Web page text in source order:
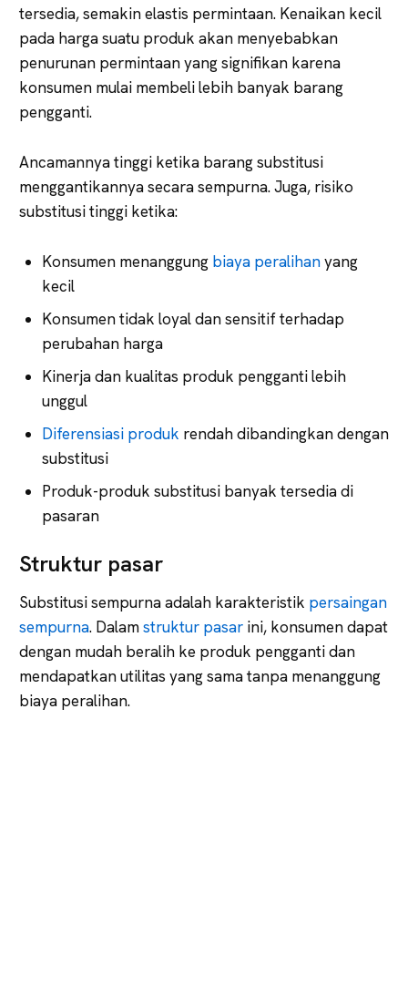
tersedia, semakin elastis permintaan. Kenaikan kecil
pada harga suatu produk akan menyebabkan
penurunan permintaan yang signifikan karena
konsumen mulai membeli lebih banyak barang
pengganti.
Ancamannya tinggi ketika barang substitusi
menggantikannya secara sempurna. Juga, risiko
substitusi tinggi ketika:
Konsumen menanggung biaya peralihanyang
kecil
Konsumen tidak loyal dan sensitif terhadap
perubahan harga
Kinerja dan kualitas produk pengganti lebih
unggul
Diferensiasi produk rendah dibandingkan dengan
substitusi
Produk-produk substitusi banyak tersedia di
pasaran
Struktur pasar
Substitusi sempurna adalah karakteristik persaingan
sempurna. Dalamstruktur pasar ini, konsumen dapat
dengan mudah beralih ke produk pengganti dan
mendapatkan utilitas yang sama tanpa menanggung
biaya peralihan.